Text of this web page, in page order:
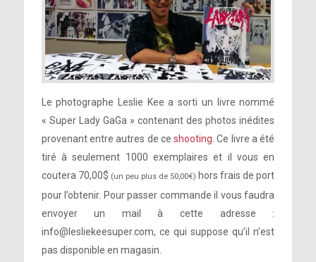
Le photographe Leslie Kee a sorti un livre nommé
« Super Lady GaGa » contenant des photos inédites
provenant entre autres de ceshooting. Ce livre a été
tiré à seulement 1000 exemplaires et il vous en
coutera 70,00$ (un peu plus de 50,00€) hors frais de port
pour l’obtenir. Pour passer commande il vous faudra
envoyer un mail à cette adresse :
info@lesliekeesuper.com, ce qui suppose qu’il n’est
pas disponible en magasin.